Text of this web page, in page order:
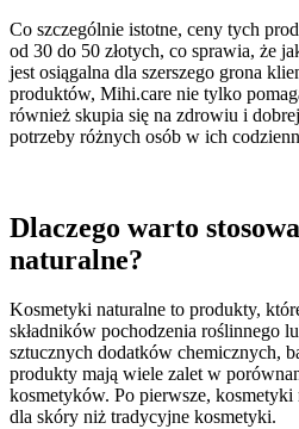
Co szczególnie istotne, ceny tych
od 30 do 50 złotych, co sprawia, że
jest osiągalna dla szerszego grona
produktów, Mihi.care nie tylko
również skupia się na zdrowiu i
potrzeby różnych osób w ich
Dlaczego warto
naturalne?
Kosmetyki naturalne to produkty,
składników pochodzenia roślinnego
sztucznych dodatków chemicznych,
produkty mają wiele zalet w
kosmetyków. Po pierwsze, kosmetyki
dla skóry niż tradycyjne kosmetyki.